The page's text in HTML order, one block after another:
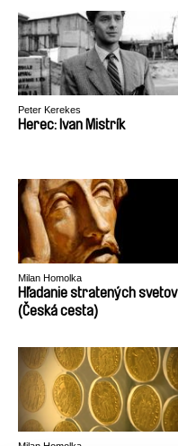
Peter Kerekes
Herec: Ivan Mistrík
Milan Homolka
Hľadanie stratených svetov
(Česká cesta)